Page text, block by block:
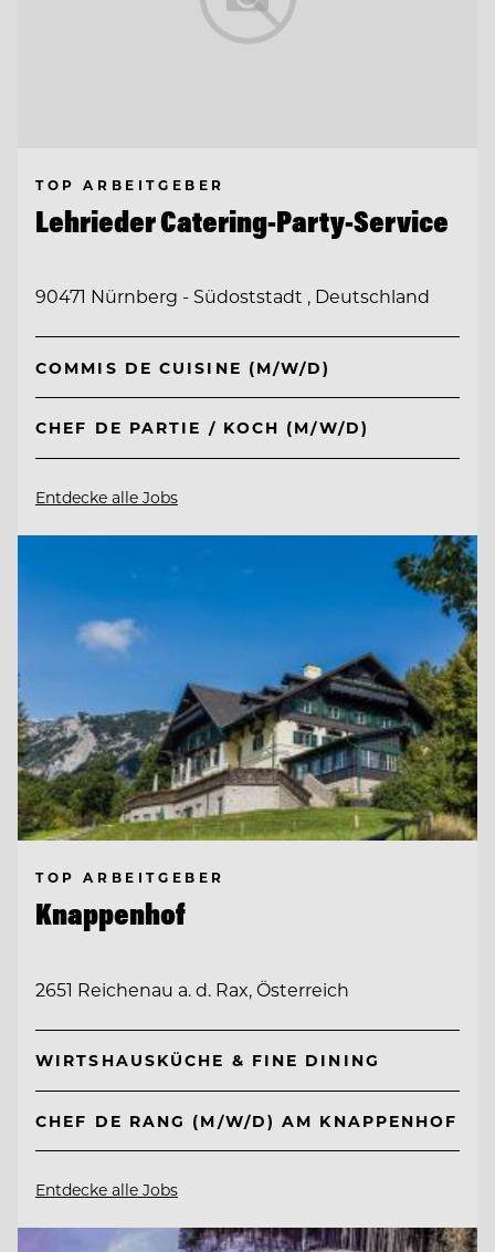
TOP ARBEITGEBER
Lehrieder Catering-Party-Service
90471 Nürnberg - Südoststadt , Deutschland
COMMIS DE CUISINE (M/W/D)
CHEF DE PARTIE / KOCH (M/W/D)
Entdecke alle Jobs
TOP ARBEITGEBER
Knappenhof
2651 Reichenau a. d. Rax, Österreich
WIRTSHAUSKÜCHE & FINE DINING
CHEF DE RANG (M/W/D) AM KNAPPENHOF
Entdecke alle Jobs